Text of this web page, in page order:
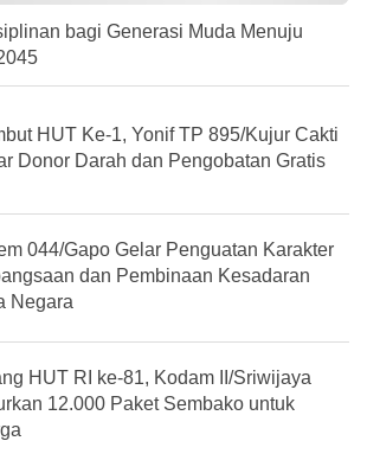
bagi Generasi Muda Menuju
HUT Ke-1, Yonif TP 895/Kujur Cakti
Donor Darah dan Pengobatan Gratis
044/Gapo Gelar Penguatan Karakter
dan Pembinaan Kesadaran
Negara
HUT RI ke-81, Kodam II/Sriwijaya
12.000 Paket Sembako untuk